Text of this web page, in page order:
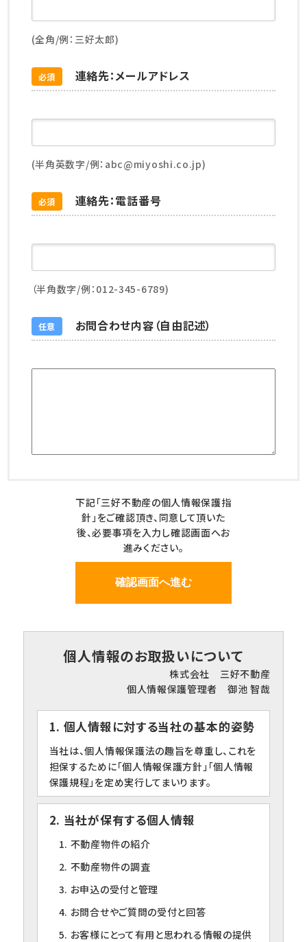
(全角/例：三好太郎)
連絡先：メールアドレス
必須
(半角英数字/例：abc@miyoshi.co.jp)
連絡先：電話番号
必須
（半角数字/例：012-345-6789)
お問合わせ内容（自由記述）
任意
下記「三好不動産の個人情報保護指
針」をご確認頂き、同意して頂いた
後、必要事項を入力し確認画面へお
進みください。
個人情報のお取扱いについて
株式会社 三好不動産
個人情報保護管理者 御池 智哉
1. 個人情報に対する当社の基本的姿勢
当社は、個人情報保護法の趣旨を尊重し、これを
担保するために「個人情報保護方針」「個人情報
保護規程」を定め実行してまいります。
2. 当社が保有する個人情報
1. 不動産物件の紹介
2. 不動産物件の調査
3. お申込の受付と管理
4. お問合せやご質問の受付と回答
5. お客様にとって有用と思われる情報の提供